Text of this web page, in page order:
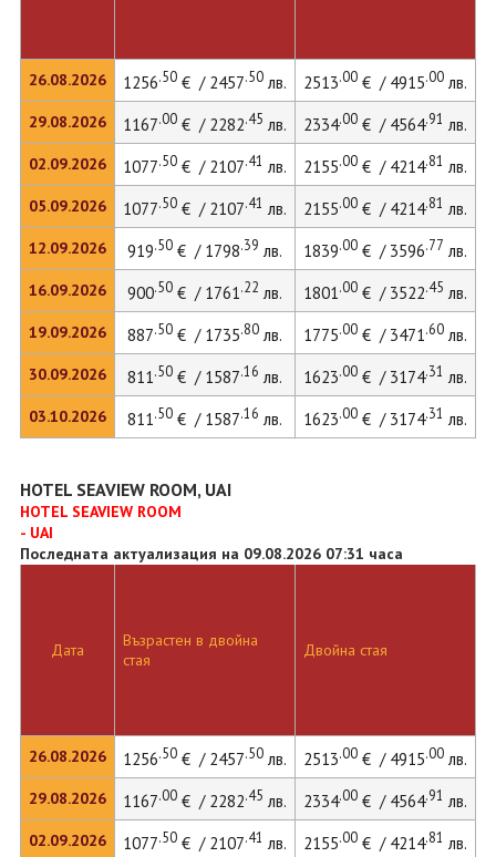
26.08.2026
29.08.2026
02.09.2026
05.09.2026
12.09.2026
16.09.2026
19.09.2026
30.09.2026
03.10.2026
1256.50€ / 2457.50лв. 2513.00€ / 4915.00лв.
1167.00€ / 2282.45 лв. 2334.00€ / 4564.91 лв.
1077.50€ / 2107.41 лв. 2155.00€ / 4214.81 лв.
1077.50€ / 2107.41 лв. 2155.00€ / 4214.81 лв.
919.50€ / 1798.39 лв. 1839.00€ / 3596.77 лв.
900.50€ / 1761.22 лв. 1801.00€ / 3522.45 лв.
887.50€ / 1735.80лв. 1775.00€ / 3471.60лв.
811.50€ / 1587.16 лв. 1623.00€ / 3174.31 лв.
811.50€ / 1587.16 лв. 1623.00€ / 3174.31 лв.
HOTEL SEAVIEW ROOM, UAI
HOTEL SEAVIEW ROOM
- UAI
Последната актуализация на 09.08.2026 07:31 часа
Дата
26.08.2026
29.08.2026
02.09.2026
Възрастен в двойна
стая
Двойна стая
1256.50€ / 2457.50лв. 2513.00€ / 4915.00лв.
1167.00€ / 2282.45 лв. 2334.00€ / 4564.91 лв.
1077.50€ / 2107.41 лв. 2155.00€ / 4214.81 лв.